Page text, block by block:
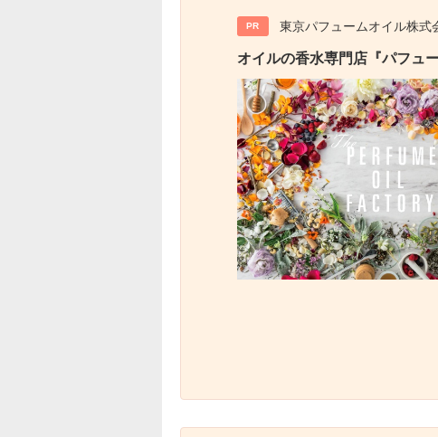
PR 東京パフュームオイル株式
オイルの香水専門店『パフュ